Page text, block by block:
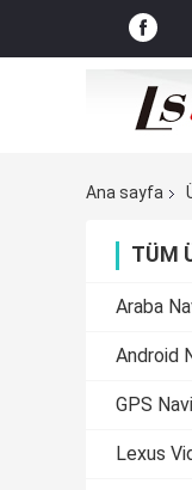
Ana sayfa
TÜM
Araba
Android
GPS
Lexus